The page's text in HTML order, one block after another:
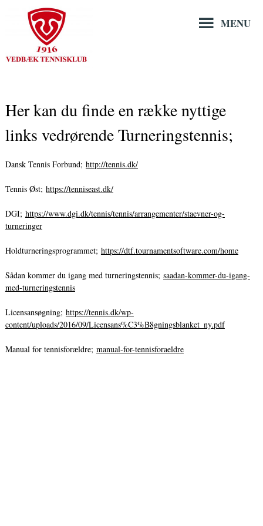
indholdet
MENU
Her kan du finde en række nyttige
links vedrørende Turneringstennis;
Dansk Tennis Forbund; http://tennis.dk/
Tennis Øst; https://tenniseast.dk/
DGI; https://www.dgi.dk/tennis/tennis/arrangementer/staevner-og-
turneringer
Holdturneringsprogrammet; https://dtf.tournamentsoftware.com/home
Sådan kommer du igang med turneringstennis; saadan-kommer-du-igang-
med-turneringstennis
Licensansøgning; https://tennis.dk/wp-
content/uploads/2016/09/Licensans%C3%B8gningsblanket_ny.pdf
Manual for tennisforældre; manual-for-tennisforaeldre